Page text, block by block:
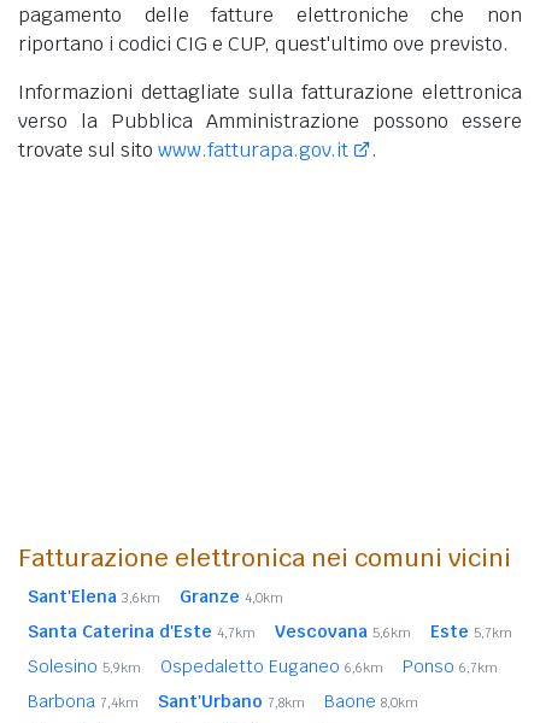
pagamento delle fatture elettroniche che non
riportano i codici CIG e CUP, quest'ultimo ove previsto.
Informazioni dettagliate sulla fatturazione elettronica
verso la Pubblica Amministrazione possono essere
trovate sul sito www.fatturapa.gov.it .
Fatturazione elettronica nei comuni vicini
Sant'Elena 3,6km Granze 4,0km
Santa Caterina d'Este 4,7km Vescovana 5,6km Este 5,7km
Solesino 5,9km Ospedaletto Euganeo 6,6km Ponso 6,7km
Barbona 7,4km Sant'Urbano 7,8km Baone 8,0km